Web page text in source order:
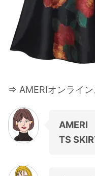
⇒ AMERIオンライ
AMERI
TS